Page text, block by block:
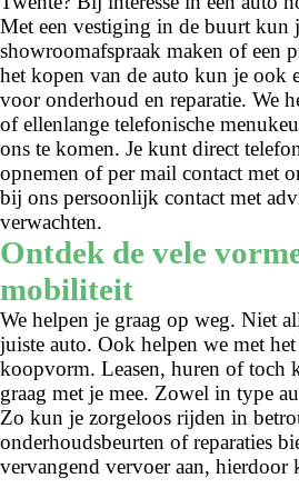
Met een vestiging in de buurt kun
showroomafspraak maken of een
het kopen van de auto kun je ook
voor onderhoud en reparatie. We
of ellenlange telefonische
ons te komen. Je kunt direct
opnemen of per mail contact met
bij ons persoonlijk contact met
verwachten.
Ontdek de vele
mobiliteit
We helpen je graag op weg. Niet
juiste auto. Ook helpen we met
koopvorm. Leasen, huren of toch
graag met je mee. Zowel in type
Zo kun je zorgeloos rijden in
onderhoudsbeurten of reparaties
vervangend vervoer aan,